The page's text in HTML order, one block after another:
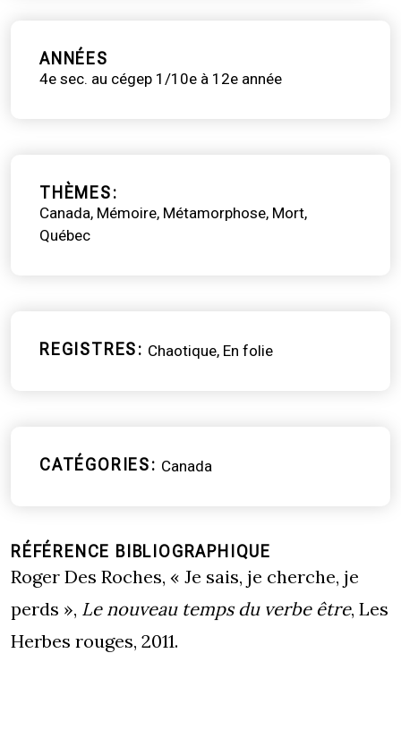
ANNÉES
4e sec. au cégep 1/10e à 12e année
THÈMES
Canada Mémoire Métamorphose Mort
Québec
REGISTRES Chaotique En folie
CATÉGORIES Canada
RÉFÉRENCE BIBLIOGRAPHIQUE
Roger Des Roches, « Je sais, je cherche, je
perds », Le nouveau temps du verbe être, Les
Herbes rouges, 2011.